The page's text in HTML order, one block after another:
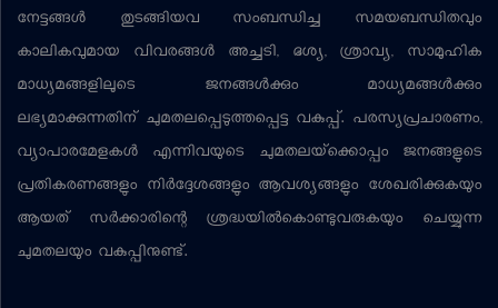
നേട്ടങ്ങള്‍ തുടങ്ങിയവ സംബന്ധിച്ച സമയബന്ധിതവും
കാലികവുമായ വിവരങ്ങള്‍ അച്ചടി, ദൃശ്യ, ശ്രാവ്യ, സാമൂഹിക
മാധ്യമങ്ങളിലൂടെ ജനങ്ങള്‍ക്കും മാധ്യമങ്ങള്‍ക്കും
ലഭ്യമാക്കുന്നതിന് ചുമതലപ്പെടുത്തപ്പെട്ട വകുപ്പ്. പരസ്യപ്രചാരണം,
വ്യാപാരമേളകള്‍ എന്നിവയുടെ ചുമതലയ്‌ക്കൊപ്പം ജനങ്ങളുടെ
പ്രതികരണങ്ങളും നിര്‍ദ്ദേശങ്ങളും ആവശ്യങ്ങളും ശേഖരിക്കുകയും
ആയത് സര്‍ക്കാരിന്റെ ശ്രദ്ധയില്‍കൊണ്ടുവരുകയും ചെയ്യുന്ന
ചുമതലയും വകുപ്പിനുണ്ട്.